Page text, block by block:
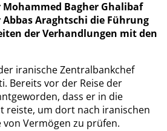
Bagher Ghalibaf
Araghtschi die Führung
der Verhandlungen mit den
iranische Zentralbankchef
Bereits vor der Reise der
dass er in die
reiste, um dort nach iranischen
von Vermögen zu prüfen.